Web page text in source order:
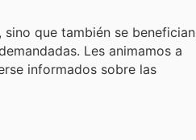
que también se benefician
Les animamos a
informados sobre las